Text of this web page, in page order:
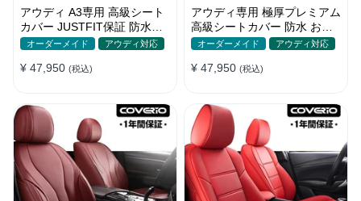
アウディ A3専用 高級シート
カバー JUSTFIT保証 防水レ
ザー カスタムロゴ 全席セッ
オーダーメイド アウディ対応
¥ 47,950 (税込)
アウディ専用 極厚プレミアム
高級シートカバー 防水 おし
ゃれ オーダーメイド 全席セ
オーダーメイド アウディ対応
¥ 47,950 (税込)